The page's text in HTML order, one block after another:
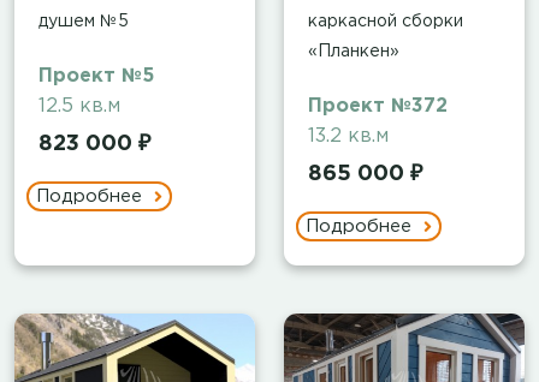
душем №5
Проект №5
12.5 кв.м
823 000 ₽
Подробнее
каркасной сборки
«Планкен»
Проект №372
13.2 кв.м
865 000 ₽
Подробнее